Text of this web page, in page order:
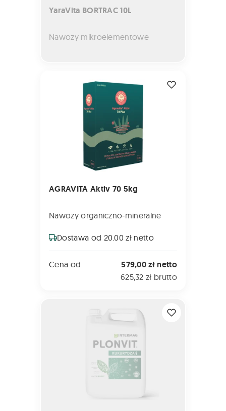
YaraVita BORTRAC 10L
Nawozy mikroelementowe
AGRAVITA Aktiv 70 5kg
Nawozy organiczno-mineralne
Dostawa od 20.00 zł netto
Cena od 579,00 zł netto
625,32 zł brutto